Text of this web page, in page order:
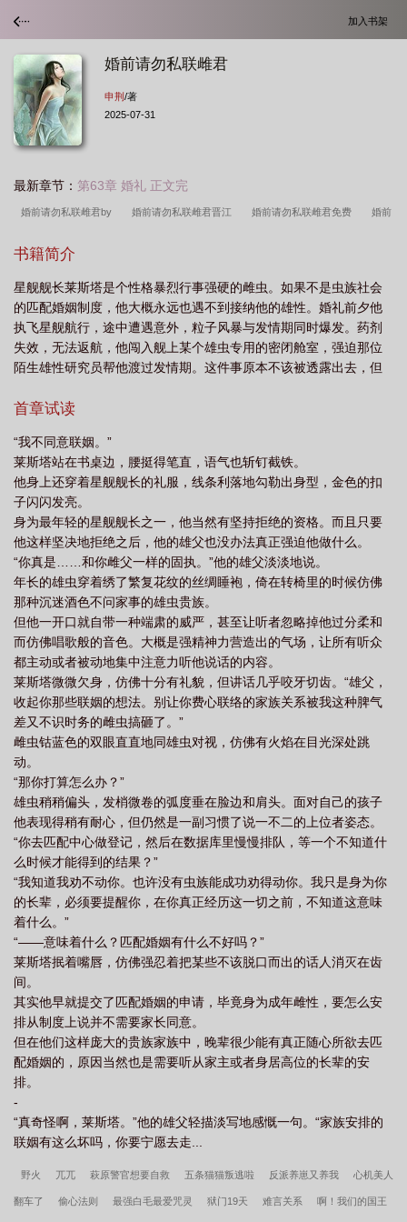
加入书架
婚前请勿私联雌君
申荆/著
2025-07-31
最新章节： 第63章 婚礼 正文完
婚前请勿私联雌君by 婚前请勿私联雌君晋江 婚前请勿私联雌君免费 婚前
二十五章
请别撩我全文免费阅读 婚前请勿私联雌君 申荆 婚前请止步 全文免费 婚前
别 婚前请止步全文免费阅读 婚前请止步 婚前交涉请勿轻举妄动漫画
前交涉请勿轻举妄动
书籍简介
星舰舰长莱斯塔是个性格暴烈行事强硬的雌虫。如果不是虫族社会
的匹配婚姻制度，他大概永远也遇不到接纳他的雄性。婚礼前夕他
执飞星舰航行，途中遭遇意外，粒子风暴与发情期同时爆发。药剂
失效，无法返航，他闯入舰上某个雄虫专用的密闭舱室，强迫那位
陌生雄性研究员帮他渡过发情期。这件事原本不该被透露出去，但
研究所工作，就被系统匹配到一个高级雌虫。婚前他搭乘未婚雌君
婚夫，莱斯塔舰长，显然没认出自己的婚约对象。莱斯塔使用舰长
权限闯入他的房间，用束缚带固定他双手强迫他提供信息素安抚，
最后还威胁他绝对不允许泄露出去。艾维实在不知道该怎么面对自
己这位行事不羁的未婚雌君。他删除了莱斯塔的联系方式，拉黑了
对方的星网账号，并在匹配系统里提交了冻结婚姻申请。-制度性解
约的复杂程序超出预期。艾维到底还是被莱斯塔堵在研究所门口。
雌虫穿着还没来得及换掉的舰长制服，仪态端庄，说话却仍然一副
玩世不恭的语气。“艾维阁下。您要惩罚我忍受信息素缺乏，我对此
也无话可说。”雌虫戴着白手套的手指虚虚点在自己平坦的小腹上，
仿佛意有所指。“但这也是您的血脉。您忍心让他从孕育期就开始受
苦吗？”
首章试读
“我不同意联姻。”
莱斯塔站在书桌边，腰挺得笔直，语气也斩钉截铁。
他身上还穿着星舰舰长的礼服，线条利落地勾勒出身型，金色的扣
子闪闪发亮。
身为最年轻的星舰舰长之一，他当然有坚持拒绝的资格。而且只要
他这样坚决地拒绝之后，他的雄父也没办法真正强迫他做什么。
“你真是……和你雌父一样的固执。”他的雄父淡淡地说。
年长的雄虫穿着绣了繁复花纹的丝绸睡袍，倚在转椅里的时候仿佛
那种沉迷酒色不问家事的雄虫贵族。
但他一开口就自带一种端肃的威严，甚至让听者忽略掉他过分柔和
而仿佛唱歌般的音色。大概是强精神力营造出的气场，让所有听众
都主动或者被动地集中注意力听他说话的内容。
莱斯塔微微欠身，仿佛十分有礼貌，但讲话几乎咬牙切齿。“雄父，
收起你那些联姻的想法。别让你费心联络的家族关系被我这种脾气
差又不识时务的雌虫搞砸了。”
雌虫钴蓝色的双眼直直地同雄虫对视，仿佛有火焰在目光深处跳
动。
“那你打算怎么办？”
雄虫稍稍偏头，发梢微卷的弧度垂在脸边和肩头。面对自己的孩子
他表现得稍有耐心，但仍然是一副习惯了说一不二的上位者姿态。
“你去匹配中心做登记，然后在数据库里慢慢排队，等一个不知道什
么时候才能得到的结果？”
“我知道我劝不动你。也许没有虫族能成功劝得动你。我只是身为你
的长辈，必须要提醒你，在你真正经历这一切之前，不知道这意味
着什么。”
“——意味着什么？匹配婚姻有什么不好吗？”
莱斯塔抿着嘴唇，仿佛强忍着把某些不该脱口而出的话人消灭在齿
间。
其实他早就提交了匹配婚姻的申请，毕竟身为成年雌性，要怎么安
排从制度上说并不需要家长同意。
但在他们这样庞大的贵族家族中，晚辈很少能有真正随心所欲去匹
配婚姻的，原因当然也是需要听从家主或者身居高位的长辈的安
排。
-
“真奇怪啊，莱斯塔。”他的雄父轻描淡写地感慨一句。“家族安排的
联姻有这么坏吗，你要宁愿去走...
野火 兀兀 萩原警官想要自救 五条猫猫叛逃啦 反派养崽又养我 心机美人
翻车了 偷心法则 最强白毛最爱咒灵 狱门19天 难言关系 啊！我们的国王